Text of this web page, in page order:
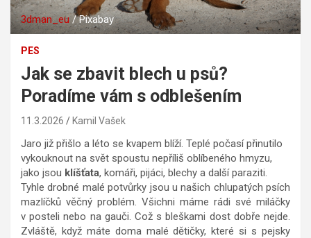
3dman_eu/ Pixabay
PES
Jak se zbavit blech u psů?
Poradíme vám s odblešením
11.3.2026 Kamil Vašek
Jaro již přišlo a léto se kvapem blíží. Teplé počasí přinutilo
vykouknout na svět spoustu nepříliš oblíbeného hmyzu,
jako jsou klíšťata, komáři, pijáci, blechy a další paraziti.
Tyhle drobné malé potvůrky jsou u našich chlupatých psích
mazlíčků věčný problém. Všichni máme rádi své miláčky
v posteli nebo na gauči. Což s bleškami dost dobře nejde.
Zvláště, když máte doma malé dětičky, které si s pejsky